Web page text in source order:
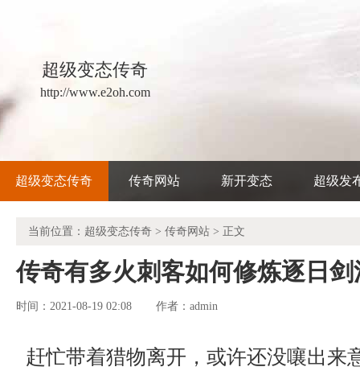
超级变态传奇
http://www.e2oh.com
超级变态传奇 传奇网站 新开变态 超级发
当前位置： 超级变态传奇 > 传奇网站 > 正文
传奇有多火刺客如何修炼逐日剑
时间：2021-08-19 02:08 作者： admin
赶忙带着猎物离开，或许还没嚷出来